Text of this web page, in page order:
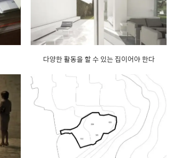
다양한 활동을 할 수 있는 집이어야 한다